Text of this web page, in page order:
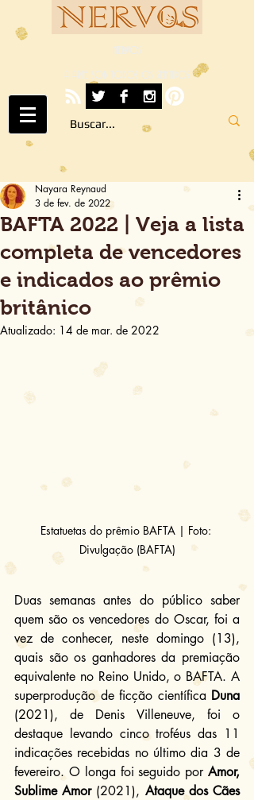
NERVOS
A ARTE SOB TODOS OS SENTIDOS
BAFTA 2022 | Veja a lista
completa de vencedores
e indicados ao prêmio
britânico
Nayara Reynaud
3 de fev. de 2022
Atualizado: 14 de mar. de 2022
Estatuetas do prêmio BAFTA | Foto:
Divulgação (BAFTA)
Duas semanas antes do público saber
quem são os vencedores do Oscar, foi a
vez de conhecer, neste domingo (13),
quais são os ganhadores da premiação
equivalente no Reino Unido, o BAFTA. A
superprodução de ficção científica Duna
(2021), de Denis Villeneuve, foi o
destaque levando cinco troféus das 11
indicações recebidas no último dia 3 de
fevereiro. O longa foi seguido por Amor,
Sublime Amor (2021), Ataque dos Cães